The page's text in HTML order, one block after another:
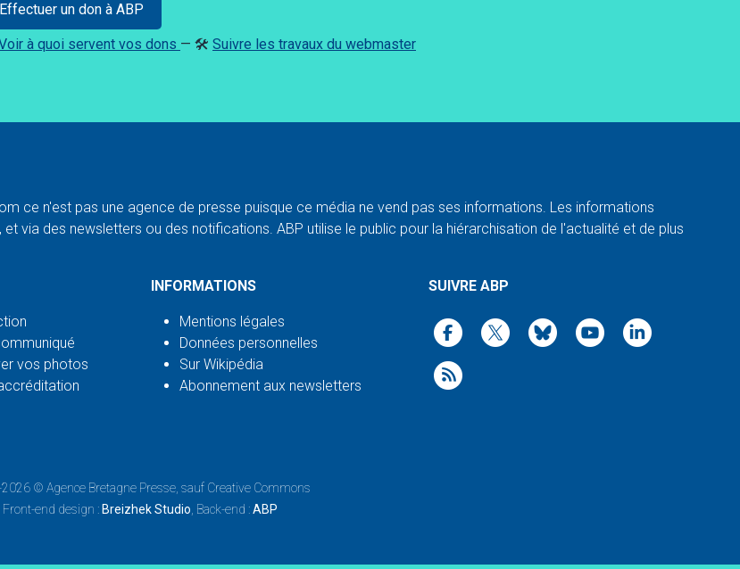
Effectuer un don à ABP
à quoi servent vos dons — 🛠️ Suivre les travaux du webmaster
ce n'est pas une agence de presse puisque ce média ne vend pas ses informations. Les informations
via des newsletters ou des notifications. ABP utilise le public pour la hiérarchisation de l'actualité et de plus
vos photos
INFORMATIONS
Mentions légales
Données personnelles
Sur Wikipédia
Abonnement aux newsletters
SUIVRE ABP
2026 © Agence Bretagne Presse, sauf Creative Commons
Front-end design : Breizhek Studio, Back-end :ABP